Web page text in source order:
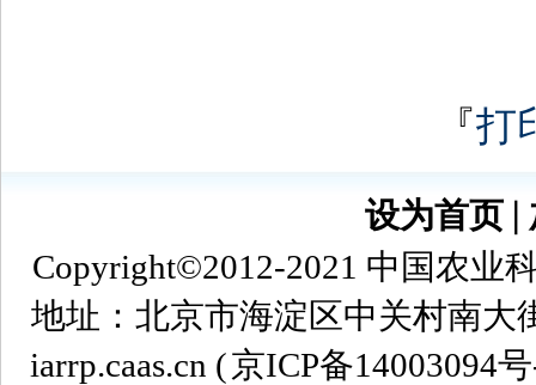
『打
设为首页
Copyright©2012-2021 中国农业
地址：北京市海淀区中关村南大
iarrp.caas.cn (京ICP备14003094